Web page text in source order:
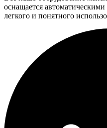
оснащается
легкого и понятного